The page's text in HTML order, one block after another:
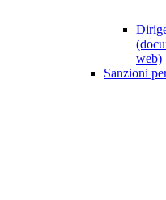
web)
Sanzioni